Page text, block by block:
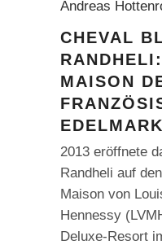
Andreas
CHEVAL
MAISON
2013 eröffnete
Randheli auf
Maison von
Hennessy
Deluxe-Resort